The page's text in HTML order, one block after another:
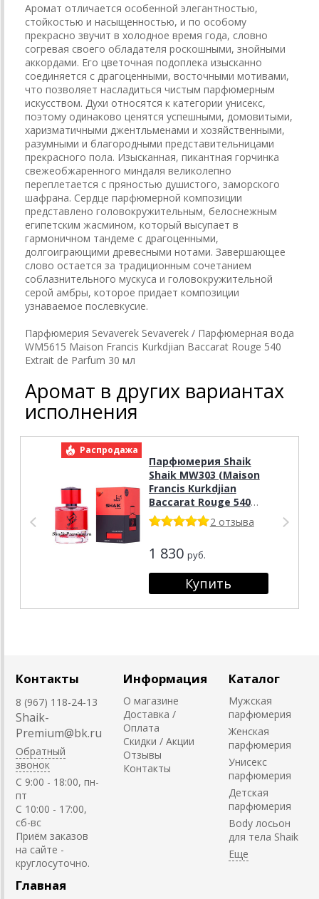
Аромат отличается особенной элегантностью,
стойкостью и насыщенностью, и по особому
прекрасно звучит в холодное время года, словно
согревая своего обладателя роскошными, знойными
аккордами. Его цветочная подоплека изысканно
соединяется с драгоценными, восточными мотивами,
что позволяет насладиться чистым парфюмерным
искусством. Духи относятся к категории унисекс,
поэтому одинаково ценятся успешными, домовитыми,
харизматичными джентльменами и хозяйственными,
разумными и благородными представительницами
прекрасного пола. Изысканная, пикантная горчинка
свежеобжаренного миндаля великолепно
переплетается с пряностью душистого, заморского
шафрана. Сердце парфюмерной композиции
представлено головокружительным, белоснежным
египетским жасмином, который высупает в
гармоничном тандеме с драгоценными,
долгоиграющими древесными нотами. Завершающее
слово остается за традиционным сочетанием
соблазнительного мускуса и головокружительной
серой амбры, которое придает композиции
узнаваемое послевкусие.
Парфюмерия Sevaverek Sevaverek / Парфюмерная вода
WM5615 Maison Francis Kurkdjian Baccarat Rouge 540
Extrait de Parfum 30 мл
Аромат в других вариантах
исполнения
Распродажа
Парфюмерия Shaik
Shaik MW303 (Maison
Francis Kurkdjian
Baccarat Rouge 540
Extrait de Parfum), 100
ml NEW
2 отзыва
1 830 руб.
Контакты
8 (967) 118-24-13
Shaik-
Premium@bk.ru
Обратный
звонок
C 9:00 - 18:00, пн-
пт
С 10:00 - 17:00,
сб-вс
Приём заказов
на сайте -
круглосуточно.
Информация
О магазине
Доставка /
Оплата
Скидки / Акции
Отзывы
Контакты
Каталог
Мужская
парфюмерия
Женская
парфюмерия
Унисекс
парфюмерия
Детская
парфюмерия
Body лосьон
для тела Shaik
Главная